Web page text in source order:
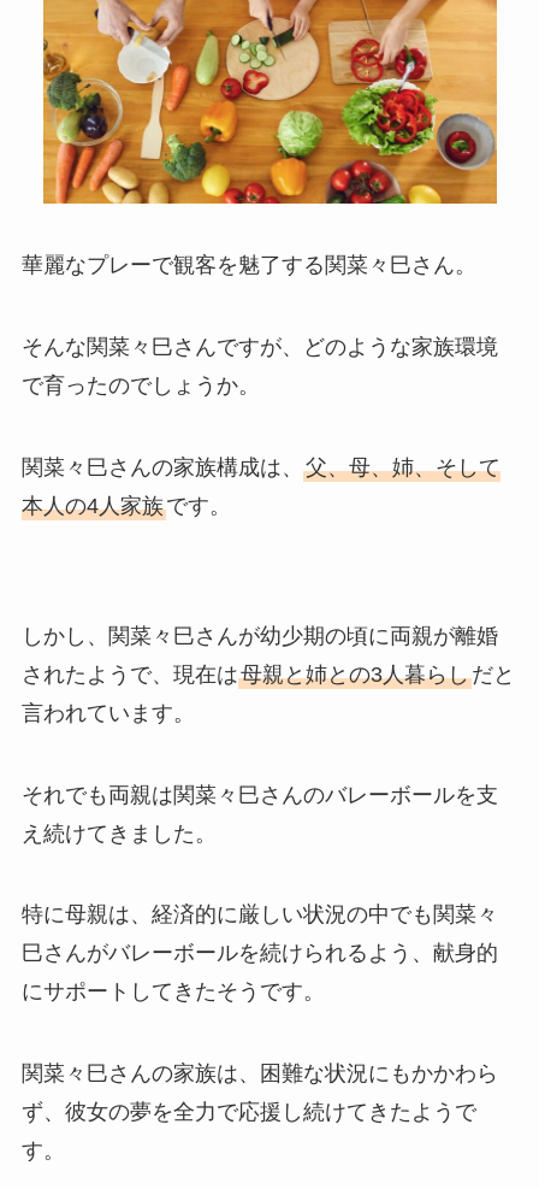
華麗なプレーで観客を魅了する関菜々巳さん。
そんな関菜々巳さんですが、どのような家族環境
で育ったのでしょうか。
関菜々巳さんの家族構成は、 父、母、姉、そして
本人の4人家族です。
しかし、関菜々巳さんが幼少期の頃に両親が離婚
されたようで、現在は母親と姉との3人暮らしだと
言われています。
それでも両親は関菜々巳さんのバレーボールを支
え続けてきました。
特に母親は、経済的に厳しい状況の中でも関菜々
巳さんがバレーボールを続けられるよう、献身的
にサポートしてきたそうです。
関菜々巳さんの家族は、困難な状況にもかかわら
ず、彼女の夢を全力で応援し続けてきたようで
す。